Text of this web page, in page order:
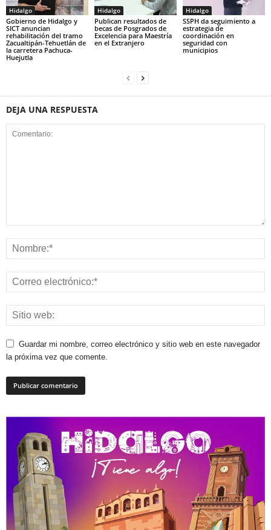
Hidalgo
Gobierno de Hidalgo y
SICT anuncian
rehabilitación del tramo
Zacualtipán-Tehuetlán de
la carretera Pachuca-
Huejutla
Hidalgo
Publican resultados de
becas de Posgrados de
Excelencia para Maestría
en el Extranjero
Hidalgo
SSPH da seguimiento a
estrategia de
coordinación en
seguridad con
municipios
DEJA UNA RESPUESTA
Guardar mi nombre, correo electrónico y sitio web en este navegador
la próxima vez que comente.